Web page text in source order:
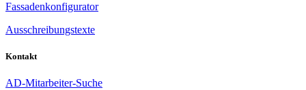
Fassadenkonfigurator
Ausschreibungstexte
Kontakt
AD-Mitarbeiter-Suche